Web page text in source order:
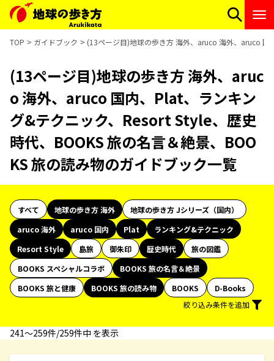
TOP ガイドブック (13ページ目)地球の歩き方 海外、aruco 海外、aruco 国
(13ページ目)地球の歩き方 海外、aruc
o 海外、aruco 国内、Plat、ランキン
グ&テクニック、Resort Style、歴史
時代、BOOKS 旅の名言＆絶景、BOO
KS 旅の読み物のガイドブック一覧
すべて 地球の歩き方 海外
地球の歩き方 Jシリーズ（国内）
aruco 海外
aruco 国内 Plat
ランキング&テクニック
Resort Style
島旅 御朱印 歴史時代
旅の図鑑
BOOKS スペシャルコラボ
BOOKS 旅の名言＆絶景
BOOKS 旅と健康
BOOKS 旅の読み物 BOOKS
D-Books
絞り込み条件を追加
241〜259件/259件中 を表示